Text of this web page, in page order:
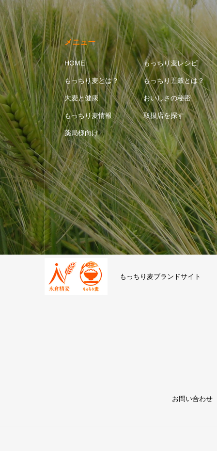
メニュー
HOME もっちり麦レシピ
もっちり麦とは？ もっちり五穀とは？
大麦と健康 おいしさの秘密
もっちり麦情報 取扱店を探す
薬局様向け
もっちり麦ブランドサイト
お問い合わせ